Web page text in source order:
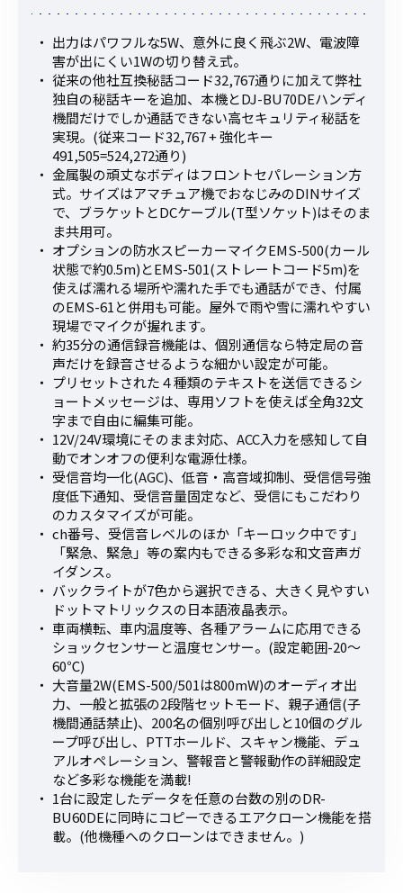
出力はパワフルな5W、意外に良く飛ぶ2W、電波障
害が出にくい1Wの切り替え式。
従来の他社互換秘話コード32,767通りに加えて弊社
独自の秘話キーを追加、本機とDJ-BU70DEハンディ
機間だけでしか通話できない高セキュリティ秘話を
実現。(従来コード32,767 + 強化キー
491,505=524,272通り)
金属製の頑丈なボディはフロントセパレーション方
式。サイズはアマチュア機でおなじみのDINサイズ
で、ブラケットとDCケーブル(T型ソケット)はそのま
ま共用可。
オプションの防水スピーカーマイクEMS-500(カール
状態で約0.5m)とEMS-501(ストレートコード5m)を
使えば濡れる場所や濡れた手でも通話ができ、付属
のEMS-61と併用も可能。屋外で雨や雪に濡れやすい
現場でマイクが握れます。
約35分の通信録音機能は、個別通信なら特定局の音
声だけを録音させるような細かい設定が可能。
プリセットされた４種類のテキストを送信できるシ
ョートメッセージは、専用ソフトを使えば全角32文
字まで自由に編集可能。
12V/24V環境にそのまま対応、ACC入力を感知して自
動でオンオフの便利な電源仕様。
受信音均一化(AGC)、低音・高音域抑制、受信信号強
度低下通知、受信音量固定など、受信にもこだわり
のカスタマイズが可能。
ch番号、受信音レベルのほか「キーロック中です」
「緊急、緊急」等の案内もできる多彩な和文音声ガ
イダンス。
バックライトが7色から選択できる、大きく見やすい
ドットマトリックスの日本語液晶表示。
車両横転、車内温度等、各種アラームに応用できる
ショックセンサーと温度センサー。(設定範囲-20～
60℃)
大音量2W(EMS-500/501は800mW)のオーディオ出
力、一般と拡張の2段階セットモード、親子通信(子
機間通話禁止)、200名の個別呼び出しと10個のグル
ープ呼び出し、PTTホールド、スキャン機能、デュ
アルオペレーション、警報音と警報動作の詳細設定
など多彩な機能を満載!
1台に設定したデータを任意の台数の別のDR-
BU60DEに同時にコピーできるエアクローン機能を搭
載。(他機種へのクローンはできません。)